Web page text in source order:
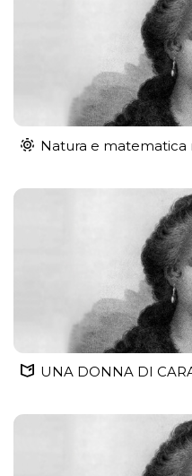
Natura e
UNA DONNA DI